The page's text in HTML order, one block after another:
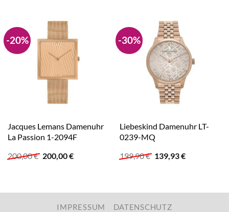
-20%
Jacques Lemans Damenuhr
La Passion 1-2094F
200,00€ Ursprünglicher
200,00€Aktueller
-30%
Liebeskind Damenuhr LT-
0239-MQ
199,90€ Ursprünglicher
139,93€Aktueller
IMPRESSUM DATENSCHUTZ